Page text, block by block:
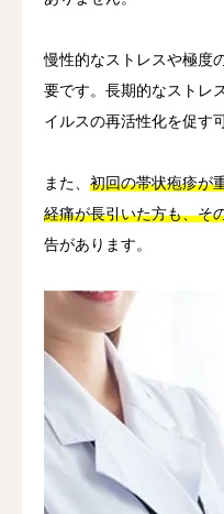
慢性的なストレスや極度
要です。長期的なストレ
イルスの再活性化を促す
また、 初回の帯状疱疹が
経痛が長引いた方も、そ
告があります。